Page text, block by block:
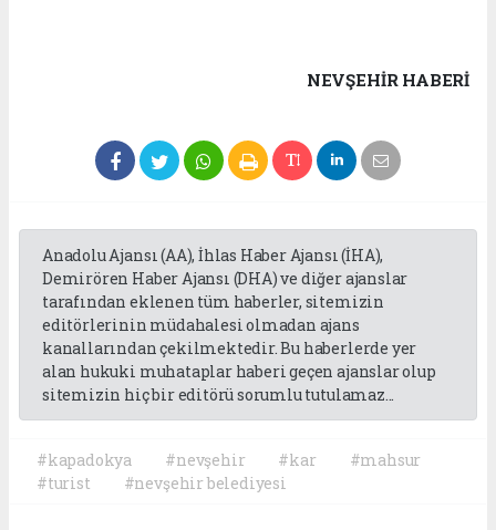
NEVŞEHIR HABERİ
Anadolu Ajansı (AA), İhlas Haber Ajansı (İHA),
Demirören Haber Ajansı (DHA) ve diğer ajanslar
tarafından eklenen tüm haberler, sitemizin
editörlerinin müdahalesi olmadan ajans
kanallarından çekilmektedir. Bu haberlerde yer
alan hukuki muhataplar haberi geçen ajanslar olup
sitemizin hiç bir editörü sorumlu tutulamaz...
#kapadokya #nevşehir #kar
#mahsur
#turist
#nevşehir belediyesi